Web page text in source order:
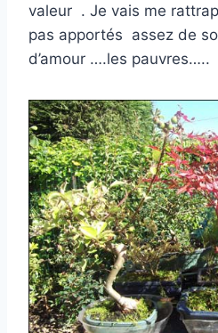
valeur . Je vais me
pas apportés assez de
d’amour ….les pauvres…..